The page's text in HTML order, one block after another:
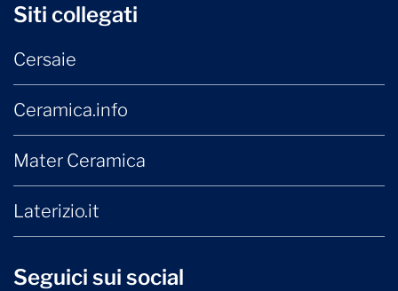
Siti collegati
Cersaie
Ceramica.info
Mater Ceramica
Laterizio.it
Seguici sui social